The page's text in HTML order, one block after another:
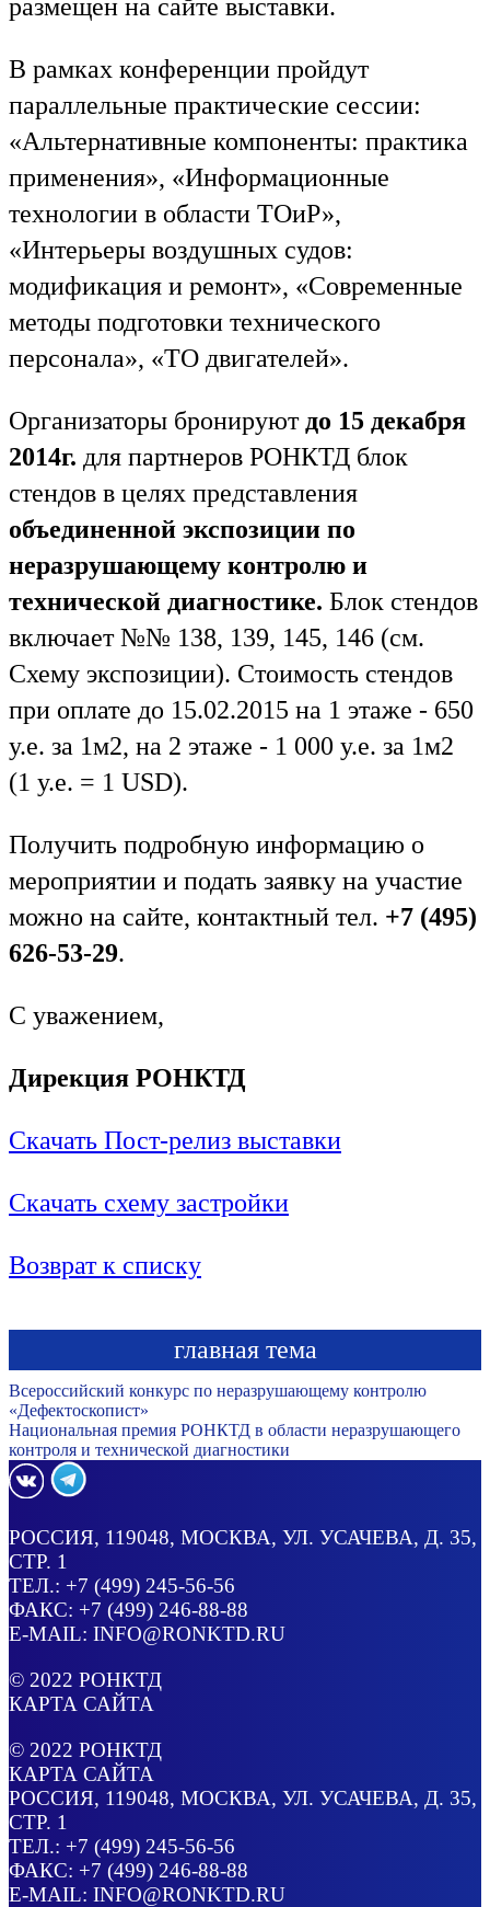
размещен на сайте выставки.
В рамках конференции пройдут
параллельные практические сессии:
«Альтернативные компоненты: практика
применения», «Информационные
технологии в области ТОиР»,
«Интерьеры воздушных судов:
модификация и ремонт», «Современные
методы подготовки технического
персонала», «ТО двигателей».
Организаторы бронируют до 15 декабря
2014г. для партнеров РОНКТД блок
стендов в целях представления
объединенной экспозиции по
неразрушающему контролю и
технической диагностике. Блок стендов
включает №№ 138, 139, 145, 146 (см.
Схему экспозиции). Стоимость стендов
при оплате до 15.02.2015 на 1 этаже - 650
у.е. за 1м2, на 2 этаже - 1 000 у.е. за 1м2
(1 у.е. = 1 USD).
Получить подробную информацию о
мероприятии и подать заявку на участие
можно на сайте, контактный тел. +7 (495)
626-53-29.
С уважением,
Дирекция РОНКТД
Скачать Пост-релиз выставки
Скачать схему застройки
Возврат к списку
главная тема
Всероссийский конкурс по неразрушающему контролю
«Дефектоскопист»
Национальная премия РОНКТД в области неразрушающего
контроля и технической диагностики
РОССИЯ, 119048, МОСКВА, УЛ. УСАЧЕВА, Д. 35,
СТР. 1
ТЕЛ.: +7 (499) 245-56-56
ФАКС: +7 (499) 246-88-88
E-MAIL: INFO@RONKTD.RU
© 2022 РОНКТД
КАРТА САЙТА
© 2022 РОНКТД
КАРТА САЙТА
РОССИЯ, 119048, МОСКВА, УЛ. УСАЧЕВА, Д. 35,
СТР. 1
ТЕЛ.: +7 (499) 245-56-56
ФАКС: +7 (499) 246-88-88
E-MAIL: INFO@RONKTD.RU